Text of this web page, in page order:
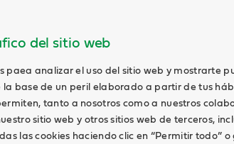
del sitio web
paea analizar el uso del sitio web y mostrarte
base de un peril elaborado a partir de tus
tanto a nosotros como a nuestros
sitio web y otros sitios web de terceros,
las cookies haciendo clic en “Permitir todo”